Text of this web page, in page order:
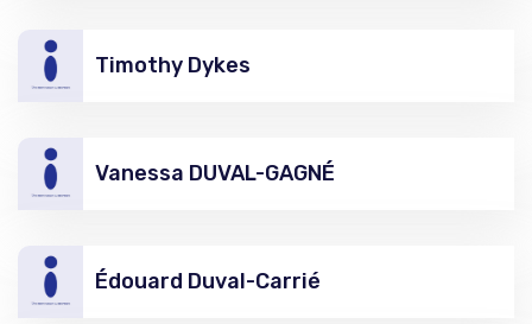
Timothy Dykes
Vanessa DUVAL-GAGNÉ
Édouard Duval-Carrié